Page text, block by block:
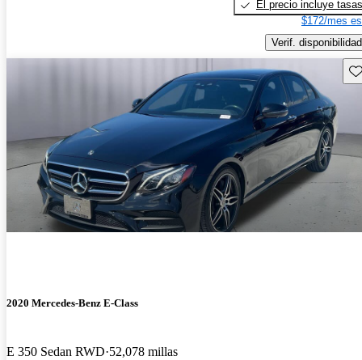
El precio incluye tasas
$172/mes
Verif. disponibilidad
2020 Mercedes-Benz E-Class
E 350 Sedan RWD 52,078 millas